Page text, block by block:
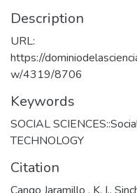
Description
URL:
https://
w/4319/8706
Keywords
SOCIAL
TECHNOLOGY
Citation
Cango Jaramillo , K. I.,